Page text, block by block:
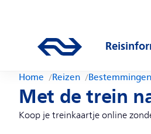
Ga naar de homepage van
Home Reizen Bestemmingen
Met de trein
Koop je treinkaartje online